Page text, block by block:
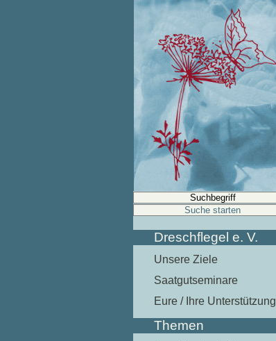
Dreschflegel e. V.
Unsere Ziele
Saatgutseminare
Eure / Ihre Unterstützung
Themen